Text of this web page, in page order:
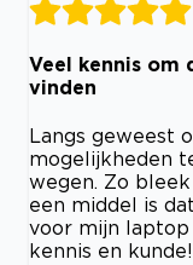
Veel kennis om
vinden
Langs geweest
mogelijkheden
wegen. Zo
een middel is
voor mijn laptop
kennis en kunde!